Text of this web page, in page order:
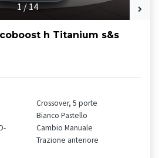
1/14
h Titanium s&s
Crossover, 5 porte
Bianco Pastello
Cambio Manuale
Trazione anteriore